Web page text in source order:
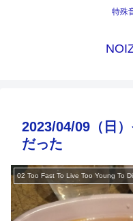
特殊
2023/04/09（日
だった
02 Too Fast To Live Too Young To